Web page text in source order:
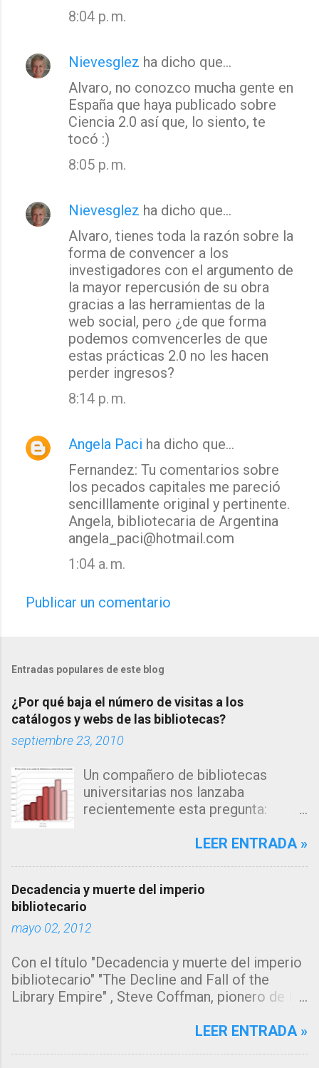
8:04 p. m.
Nievesglez ha dicho que…
Alvaro, no conozco mucha gente en
España que haya publicado sobre
Ciencia 2.0 así que, lo siento, te
tocó :)
8:05 p. m.
Nievesglez ha dicho que…
Alvaro, tienes toda la razón sobre la
forma de convencer a los
investigadores con el argumento de
la mayor repercusión de su obra
gracias a las herramientas de la
web social, pero ¿de que forma
podemos comvencerles de que
estas prácticas 2.0 no les hacen
perder ingresos?
8:14 p. m.
Angela Paci ha dicho que…
Fernandez: Tu comentarios sobre
los pecados capitales me pareció
sencilllamente original y pertinente.
Angela, bibliotecaria de Argentina
angela_paci@hotmail.com
1:04 a. m.
Publicar un comentario
Entradas populares de este blog
¿Por qué baja el número de visitas a los
catálogos y webs de las bibliotecas?
septiembre 23, 2010
Un compañero de bibliotecas
universitarias nos lanzaba
recientemente esta pregunta:
en el número de consultas, tanto a
últimos años... me inclino a pensar
que la explicación estará en los
algoritmos de búsqueda de los
como google, que muestran
directamente la información sin
que el usuario necesite acceder a
catálogo?" Se trata de un tema del
LEER ENTRADA »
Decadencia y muerte del imperio
bibliotecario
mayo 02, 2012
Con el título "Decadencia y muerte del imperio
bibliotecario" "The Decline and Fall of the
Library Empire" , Steve Coffman, pionero de los
presidente de Library Systems & Services LLC
LEER ENTRADA »